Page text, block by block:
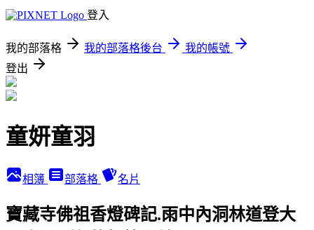
登入
我的部落格 我的部落格後台
我的帳號
登出
童妍童羽
相簿 部落格 名片
寶藏寺佛祖香燈碑記.雨中內洞林道登大